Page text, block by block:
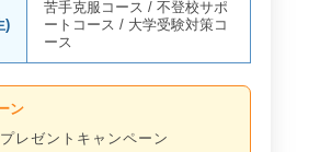
)
苦手克服コース /不登校サポ
ートコース /大学受験対策コ
ース
ン
レゼントキャンペーン